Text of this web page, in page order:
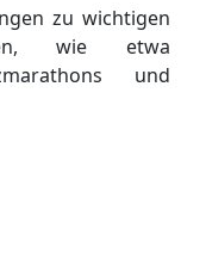
zu wichtigen
wie etwa
und